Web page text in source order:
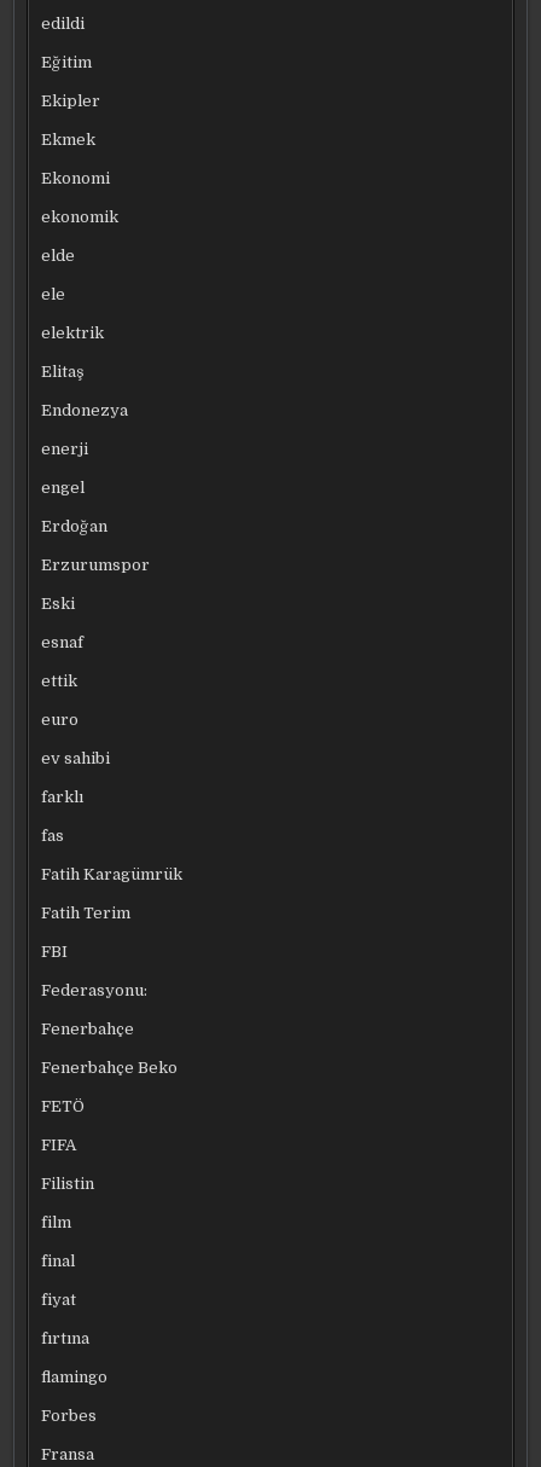
edildi
Eğitim
Ekipler
Ekmek
Ekonomi
ekonomik
elde
ele
elektrik
Elitaş
Endonezya
enerji
engel
Erdoğan
Erzurumspor
Eski
esnaf
ettik
euro
ev sahibi
farklı
fas
Fatih Karagümrük
Fatih Terim
FBI
Federasyonu:
Fenerbahçe
Fenerbahçe Beko
FETÖ
FIFA
Filistin
film
final
fiyat
fırtına
flamingo
Forbes
Fransa